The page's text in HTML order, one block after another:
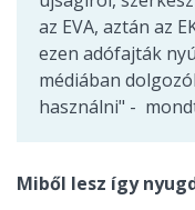
az EVA, aztán az
ezen adófajták
médiában
használni" -
Miből lesz így